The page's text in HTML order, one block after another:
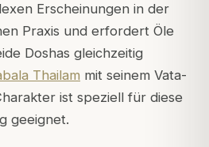
Erscheinungen in der
Praxis und erfordert Öle
Doshas gleichzeitig
Thailam mit seinem Vata-
ist speziell für diese
geeignet.